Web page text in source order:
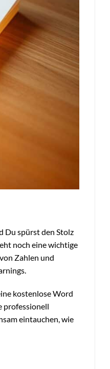
Du spürst den Stolz
noch eine wichtige
Zahlen und
kostenlose Word
professionell
eintauchen, wie